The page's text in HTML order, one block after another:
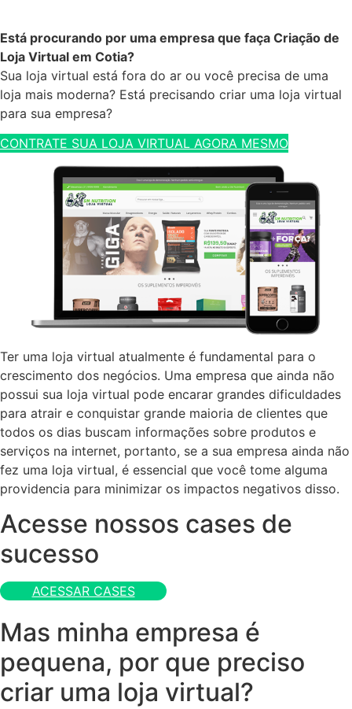
Está procurando por uma empresa que faça Criação de
Loja Virtual em Cotia?
Sua loja virtual está fora do ar ou você precisa de uma
loja mais moderna? Está precisando criar uma loja virtual
para sua empresa?
CONTRATE SUA LOJA VIRTUAL AGORA MESMO
Ter uma loja virtual atualmente é fundamental para o
crescimento dos negócios. Uma empresa que ainda não
possui sua loja virtual pode encarar grandes dificuldades
para atrair e conquistar grande maioria de clientes que
todos os dias buscam informações sobre produtos e
serviços na internet, portanto, se a sua empresa ainda não
fez uma loja virtual, é essencial que você tome alguma
providencia para minimizar os impactos negativos disso.
Acesse nossos cases de
sucesso
ACESSAR CASES
Mas minha empresa é
pequena, por que preciso
criar uma loja virtual?